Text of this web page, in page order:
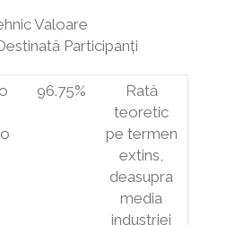
Valoare
Participanți
96.75%
Rată
teoretic
pe termen
extins,
deasupra
media
industriei